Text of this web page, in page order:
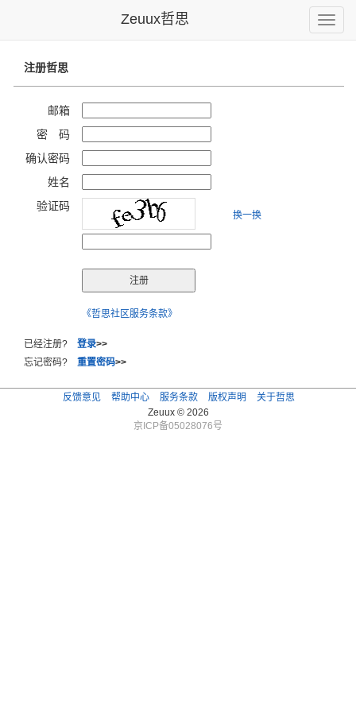
Toggle
Zeuux哲思
注册哲思
邮箱
密 码
确认密码
姓名
验证码
换一换
《哲思社区服务条款》
已经注册? 登录>>
忘记密码? 重置密码>>
反馈意见 帮助中心 服务条款 版权声明
关于哲思
Zeuux © 2026
京ICP备05028076号